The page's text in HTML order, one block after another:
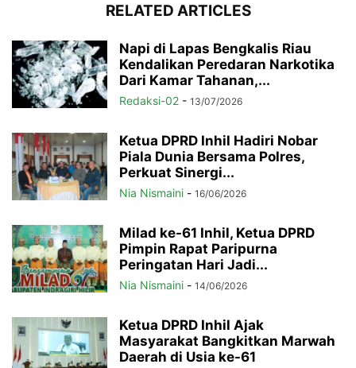
RELATED ARTICLES
Napi di Lapas Bengkalis Riau
Kendalikan Peredaran Narkotika
Dari Kamar Tahanan,...
Redaksi-02 - 13/07/2026
Ketua DPRD Inhil Hadiri Nobar
Piala Dunia Bersama Polres,
Perkuat Sinergi...
Nia Nismaini - 16/06/2026
Milad ke-61 Inhil, Ketua DPRD
Pimpin Rapat Paripurna
Peringatan Hari Jadi...
Nia Nismaini - 14/06/2026
Ketua DPRD Inhil Ajak
Masyarakat Bangkitkan Marwah
Daerah di Usia ke-61